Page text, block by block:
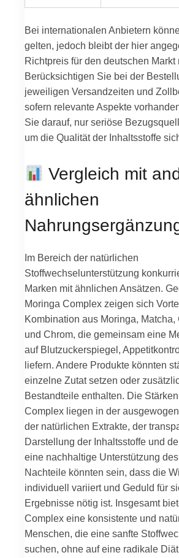
Bei internationalen Anbietern
gelten, jedoch bleibt der hier
Richtpreis für den deutschen Markt
Berücksichtigen Sie bei der
jeweiligen Versandzeiten und
sofern relevante Aspekte
Sie darauf, nur seriöse
um die Qualität der Inhaltsstoffe
Vergleich mit
ähnlichen
Im Bereich der natürlichen
Stoffwechselunterstützung
Marken mit ähnlichen Ansätzen.
Moringa Complex zeigen sich
Kombination aus Moringa, Matcha,
und Chrom, die gemeinsam eine
auf Blutzuckerspiegel,
liefern. Andere Produkte könnten
einzelne Zutat setzen oder
Bestandteile enthalten. Die
Complex liegen in der
der natürlichen Extrakte, der
Darstellung der Inhaltsstoffe und
eine nachhaltige Unterstützung
Nachteile könnten sein, dass die
individuell variiert und Geduld für
Ergebnisse nötig ist. Insgesamt
Complex eine konsistente und
Menschen, die eine sanfte
suchen, ohne auf eine radikale